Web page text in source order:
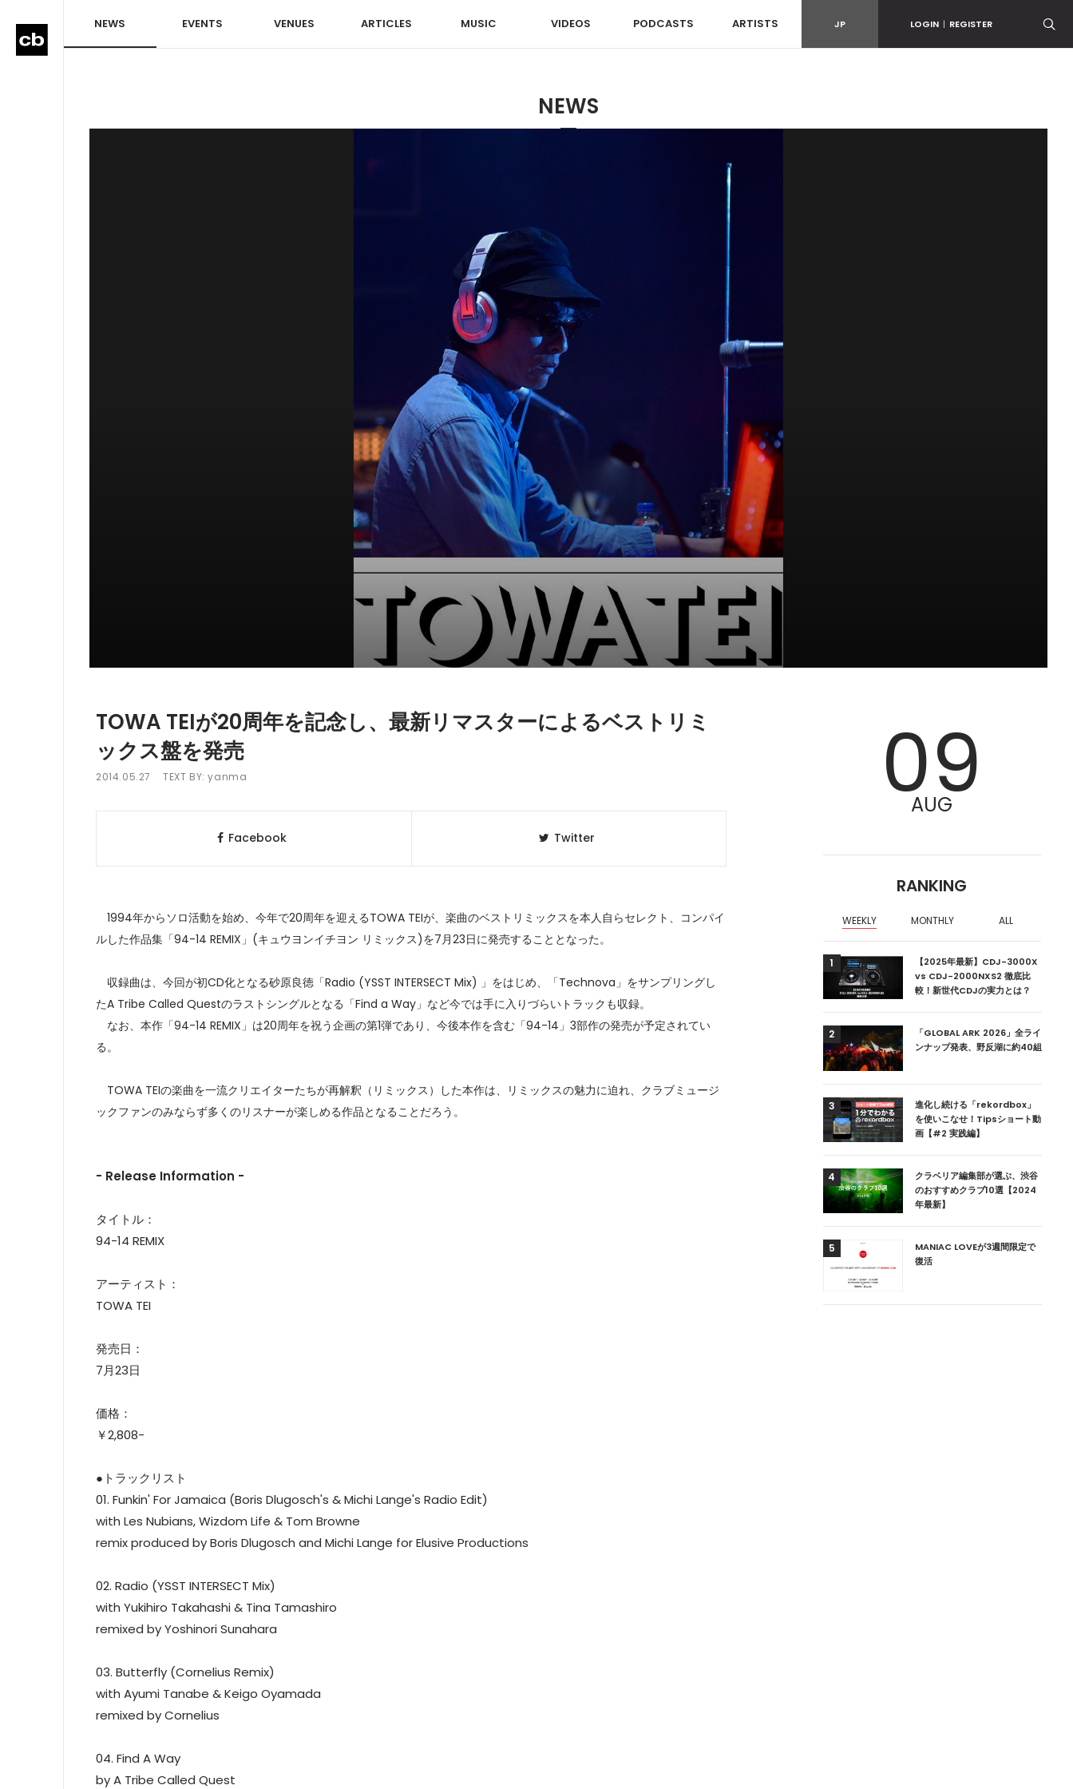
NEWS EVENTS VENUES ARTICLES MUSIC VIDEOS PODCASTS ARTISTS JP LOGIN | REGISTER
NEWS
TOWA TEIが20周年を記念し、最新リマスターによるベストリミ
ックス盤を発売
2014.05.27 TEXT BY:yanma
Facebook Twitter
1994年からソロ活動を始め、今年で20周年を迎えるTOWA TEIが、楽曲のベストリミックスを本人自らセレクト、コンパイ
ルした作品集「94-14 REMIX」(キュウヨンイチヨン リミックス)を7月23日に発売することとなった。
収録曲は、今回が初CD化となる砂原良徳「Radio (YSST INTERSECT Mix) 」をはじめ、「Technova」をサンプリングし
たA Tribe Called Questのラストシングルとなる「Find a Way」など今では手に入りづらいトラックも収録。
なお、本作「94-14 REMIX」は20周年を祝う企画の第1弾であり、今後本作を含む「94-14」3部作の発売が予定されてい
る。
TOWA TEIの楽曲を一流クリエイターたちが再解釈（リミックス）した本作は、リミックスの魅力に迫れ、クラブミュージ
ックファンのみならず多くのリスナーが楽しめる作品となることだろう。
- Release Information -
タイトル：
94-14 REMIX
アーティスト：
TOWA TEI
発売日：
7月23日
価格：
￥2,808-
●トラックリスト
01. Funkin' For Jamaica (Boris Dlugosch's & Michi Lange's Radio Edit)
with Les Nubians, Wizdom Life & Tom Browne
remix produced by Boris Dlugosch and Michi Lange for Elusive Productions
02. Radio (YSST INTERSECT Mix)
with Yukihiro Takahashi & Tina Tamashiro
remixed by Yoshinori Sunahara
03. Butterfly (Cornelius Remix)
with Ayumi Tanabe & Keigo Oyamada
remixed by Cornelius
04. Find A Way
by A Tribe Called Quest
09
AUG
RANKING
WEEKLY MONTHLY ALL
のおすすめクラブ10選【2024
年最新】
2
ニュージーランドの新首相は元
1
【2025年最新】CDJ-3000X
vs CDJ-2000NXS2 徹底比
較！新世代CDJの実力とは？
2
「GLOBAL ARK 2026」全ライ
ンナップ発表、野反湖に約40組
3
進化し続ける「rekordbox」
を使いこなせ！Tipsショート動
画【#2 実践編】
4
クラベリア編集部が選ぶ、渋谷
のおすすめクラブ10選【2024
年最新】
5
MANIAC LOVEが3週間限定で
復活